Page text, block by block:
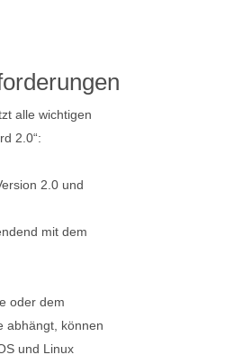
alle wichtigen
2.0“:
2.0 und
mit dem
oder dem
abhängt, können
und Linux